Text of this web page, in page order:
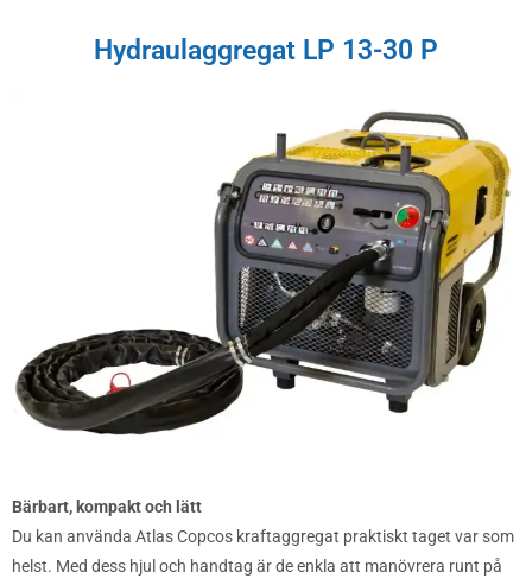
Hydraulaggregat LP 13-30 P
Bärbart, kompakt och lätt
Du kan använda Atlas Copcos kraftaggregat praktiskt taget var som
helst. Med dess hjul och handtag är de enkla att manövrera runt på